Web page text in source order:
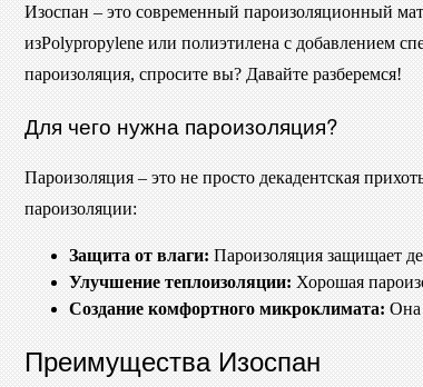
Изоспан – это современный пароизоляционный
изPolypropylene или полиэтилена с добавлением
пароизоляция, спросите вы? Давайте разберемся!
Для чего нужна пароизоляция?
Пароизоляция – это не просто декадентская
пароизоляции:
Защита от влаги: Пароизоляция защищает
Улучшение теплоизоляции: Хорошая
Создание комфортного микроклимата: Она
Преимущества Изоспан